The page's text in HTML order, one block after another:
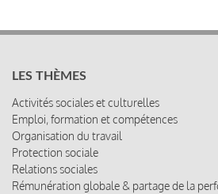
LES THÈMES
Activités sociales et culturelles
Emploi, formation et compétences
Organisation du travail
Protection sociale
Relations sociales
Rémunération globale & partage de la